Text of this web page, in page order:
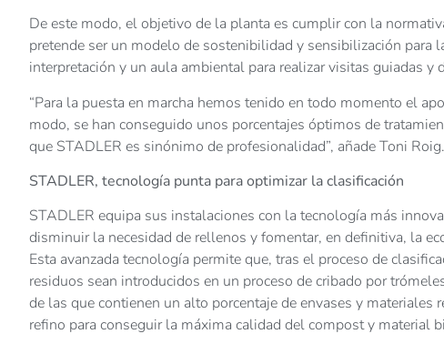
De este modo, el objetivo de la planta es cumplir con la
pretende ser un modelo de sostenibilidad y sensibilización para
interpretación y un aula ambiental para realizar visitas guiadas y
“Para la puesta en marcha hemos tenido en todo momento el
modo, se han conseguido unos porcentajes óptimos de
que STADLER es sinónimo de profesionalidad”, añade Toni Roig.
STADLER, tecnología punta para optimizar la clasificación
STADLER equipa sus instalaciones con la tecnología más
disminuir la necesidad de rellenos y fomentar, en definitiva, la
Esta avanzada tecnología permite que, tras el proceso de
residuos sean introducidos en un proceso de cribado por
de las que contienen un alto porcentaje de envases y
refino para conseguir la máxima calidad del compost y material